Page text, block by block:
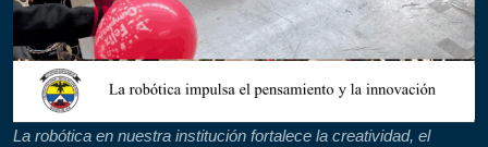
La robótica en nuestra institución fortalece la creatividad, el